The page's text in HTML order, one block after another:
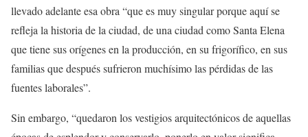
llevado adelante esa obra “que es muy singular porque aquí se
refleja la historia de la ciudad, de una ciudad como Santa Elena
que tiene sus orígenes en la producción, en su frigorífico, en sus
familias que después sufrieron muchísimo las pérdidas de las
fuentes laborales”.
Sin embargo, “quedaron los vestigios arquitectónicos de aquellas